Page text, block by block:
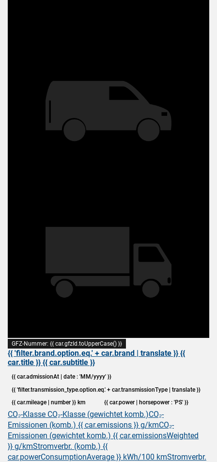
GFZ-Nummer: {{ car.gfzId.toUpperCase() }}
{{ 'filter.brand.option.eq.' + car.brand | translate }} {{
car.title }} {{ car.subtitle }}
{{ car.admissionAt | date : 'MM/yyyy' }}
{{ 'filter.transmission_type.option.eq.' + car.transmissionType | translate }}
{{ car.mileage | number }} km
{{ car.power | horsepower : 'PS' }}
CO₂-Klasse CO₂-Klasse (gewichtet komb.)CO₂-
Emissionen (komb.) {{ car.emissions }} g/kmCO₂-
Emissionen (gewichtet komb.) {{ car.emissionsWeighted
}} g/kmStromverbr. (komb.) {{
car.powerConsumptionAverage }} kWh/100 kmStromverbr.